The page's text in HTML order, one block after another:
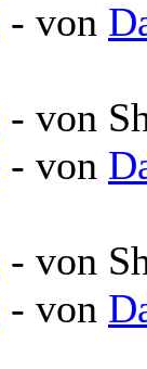
- von
- von
- von
- von
- von